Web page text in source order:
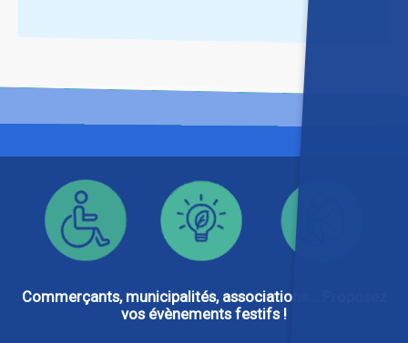
Commerçants, municipalités, associations... Proposez
vos évènements festifs !